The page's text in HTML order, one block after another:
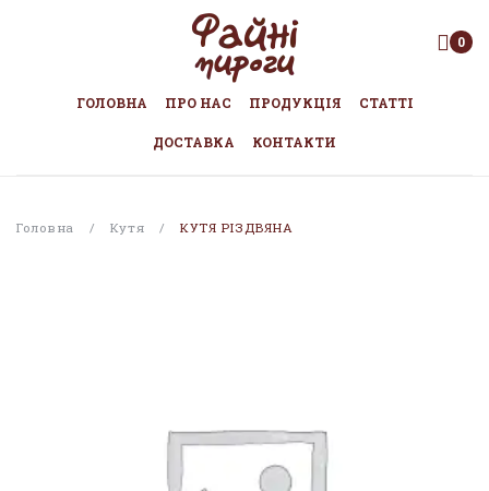
ГОЛОВНА ПРО НАС ПРОДУКЦІЯ СТАТТІ
ДОСТАВКА КОНТАКТИ
0
Головна / Кутя / КУТЯ РІЗДВЯНА